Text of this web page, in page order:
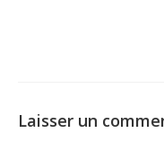
Laisser un